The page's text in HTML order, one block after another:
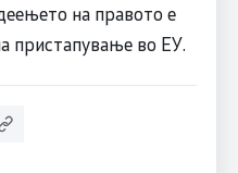
на правото е
пристапување во ЕУ.